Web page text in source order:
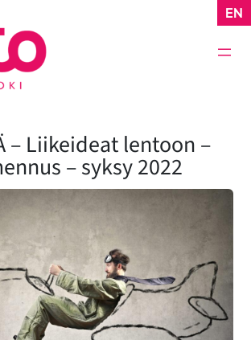
EN
– Liikeideat lentoon –
– syksy 2022